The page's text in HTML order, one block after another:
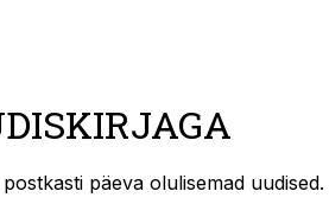
päeva olulisemad uudised.